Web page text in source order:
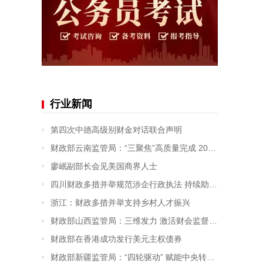
行业新闻
第四次中德高级别财金对话联合声明
财政部云南监管局：“三聚焦”高质量完成 2026年部门预算编制审核工作
廖岷副部长会见美国商界人士
四川财政多措并举规范涉企行政执法 持续助力营商环境优化升级
浙江：财政多措并举支持乡村人才振兴
财政部山西监管局：三维发力 激活财会监督新动能
财政部在香港成功发行美元主权债券
财政部新疆监管局：“四轮驱动” 赋能中央转移支付资金监管提质增效